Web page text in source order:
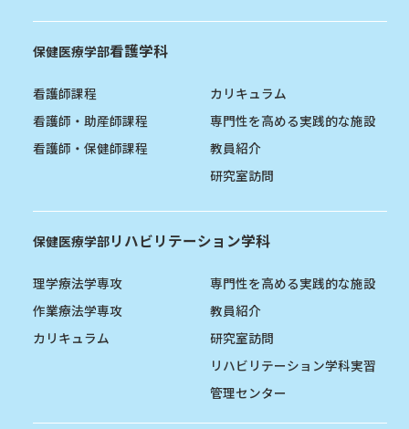
保健医療学部看護学科
看護師課程
看護師・助産師課程
看護師・保健師課程
カリキュラム
専門性を高める実践的な施設
教員紹介
研究室訪問
保健医療学部リハビリテーション学科
理学療法学専攻
作業療法学専攻
カリキュラム
専門性を高める実践的な施設
教員紹介
研究室訪問
リハビリテーション学科実習
管理センター